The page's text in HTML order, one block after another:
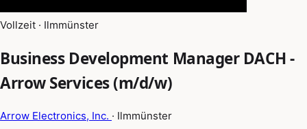
Vollzeit · Ilmmünster
Business Development Manager DACH -
Arrow Services (m/d/w)
Arrow Electronics, Inc. · Ilmmünster